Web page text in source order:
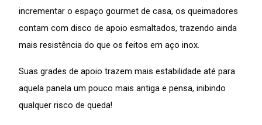
incrementar o espaço gourmet de casa, os queimadores
contam com disco de apoio esmaltados, trazendo ainda
mais resistência do que os feitos em aço inox.
Suas grades de apoio trazem mais estabilidade até para
aquela panela um pouco mais antiga e pensa, inibindo
qualquer risco de queda!